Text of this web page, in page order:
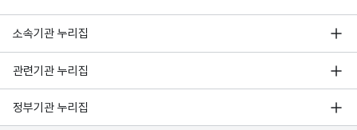
소속기관 누리집
관련기관 누리집
정부기관 누리집